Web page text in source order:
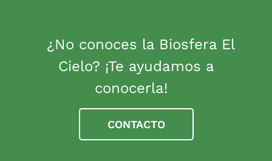
¿No conoces la Biosfera El
Cielo? ¡Te ayudamos a
conocerla!
CONTACTO